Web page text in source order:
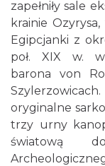
zapełniły sale
krainie
Egipcjanki z
poł. XIX w.
barona von
oryginalne
trzy urny
światową